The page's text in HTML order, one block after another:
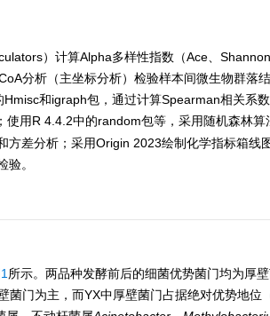
）计算Alpha多样性指数（Ace、
分析（主坐标分析）检验样本间微生物群落
和igraph包，通过计算Spearman相关系
用R 4.4.2中的random包等，采用随机森林算
方差分析；采用Origin 2023绘制化学指标箱
。
所示。两品种发酵前后的细菌优势菌门均为厚
门为主，而YX中厚壁菌门占据绝对优势地位